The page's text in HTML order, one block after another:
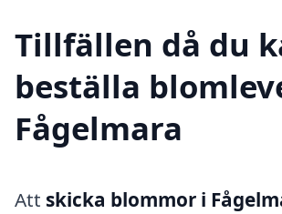
Tillfällen då du
beställa
Fågelmara
Att skicka blommor i